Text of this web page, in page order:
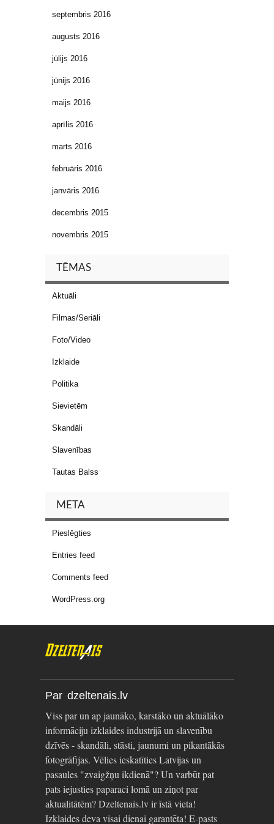
septembris 2016
augusts 2016
jūlijs 2016
jūnijs 2016
maijs 2016
aprīlis 2016
marts 2016
februāris 2016
janvāris 2016
decembris 2015
novembris 2015
TĒMAS
Aktuāli
Filmas/Seriāli
Foto/Video
Izklaide
Politika
Sievietēm
Skandāli
Slavenības
Tautas Balss
META
Pieslēgties
Entries feed
Comments feed
WordPress.org
Par dzeltenais.lv
Viss par un ap jaunāko, karstāko un aktuālāko
informāciju izklaides industrijā un slavenību
dzīvēs - skandāli, stāsti, jaunumi un pikantākās
fotogrāfijas. Vēlies ieskatīties Latvijas un
pasaules "zvaigžņu ikdienā"? Un varbūt pat
pats iejusties paparaci lomā un ziņot par
aktualitātēm? Dzeltenais.lv ir īstā vieta!
Izklaides deva visai dienai garantēta! E-pasts